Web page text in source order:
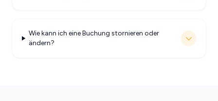
Wie kann ich eine Buchung stornieren oder
ändern?